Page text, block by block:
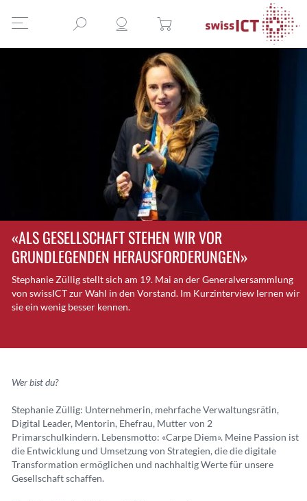
«ALS GESELLSCHAFT STEHEN WIR VOR
GRUNDLEGENDEN HERAUSFORDERUNGEN»
Stephanie Züllig stellt sich am 19. Mai an der Generalversammlung
von swissICT zur Wahl in den Vorstand. Im Kurzinterview lernen wir
sie ein wenig besser kennen.
Wer bist du?
Stephanie Züllig: Unternehmerin, mehrfache Verwaltungsrätin,
Digital Leader, Mentorin, Ehefrau, Mutter von 2
Primarschulkindern. Lebensmotto: «Carpe Diem». Meine Passion ist
die Entwicklung und Umsetzung von Strategien, die die digitale
Transformation ermöglichen und nachhaltig Werte für unsere
Gesellschaft schaffen.